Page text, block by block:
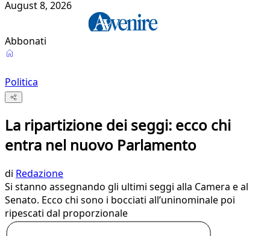
August 8, 2026
Abbonati
Politica
La ripartizione dei seggi: ecco chi
entra nel nuovo Parlamento
di Redazione
Si stanno assegnando gli ultimi seggi alla Camera e al
Senato. Ecco chi sono i bocciati all’uninominale poi
ripescati dal proporzionale